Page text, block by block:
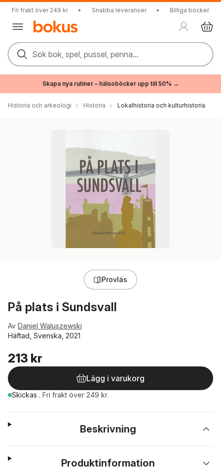
Fri frakt över 249 kr • Snabba leveranser • Billiga böcker
Sök bok, spel, pussel, penna...
Skapa nya rutiner – hälsoböcker upp till 50% →
Historia och arkeologi Historia Lokalhistoria och kulturhistoria
Provläs
På plats i Sundsvall
Av Daniel Waluszewski
Häftad, Svenska, 2021
213 kr
Lägg i varukorg
Skickas . Fri frakt över 249 kr.
Beskrivning
Produktinformation